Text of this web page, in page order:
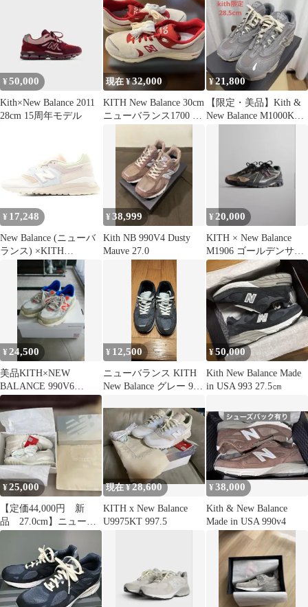
¥50,000
Kith×New Balance 2011
28cm 15周年モデル
現在 ¥32,000
KITH New Balance 30cm
ニューバランス1700 ス
¥21,800
【限定・美品】Kith &
New Balance M1000KQ
¥ 17,248
New Balance (ニューバ
ランス) ×KITH
U9975KT キス スエー
ド ローカットスニーカ
ー グレー US10/28cm
¥38,999
Kith NB 990V4 Dusty
Mauve 27.0
¥ 20,000
KITH × New Balance
M1906 ゴールデンサイ
ズ 27.5cm
¥ 24,500
美品KITH×NEW
BALANCE 990V6
MADISON SQUARE
¥ 12,500
ニューバランス KITH
New Balance グレー 990
¥50,000
Kith New Balance Made
in USA 993 27.5㎝
¥25,000
【定価44,000円 新
品 27.0cm】ニューバ
ランスU997.5HK
現在 ¥28,600
KITH x New Balance
U9975KT 997.5
¥38,000
Kith & New Balance
Made in USA 990v4